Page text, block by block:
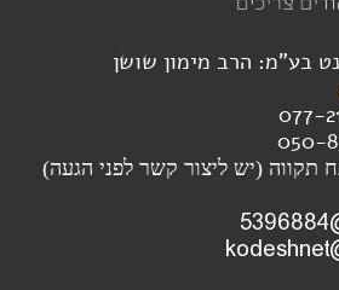
בע"מ: הרב מימון שושן